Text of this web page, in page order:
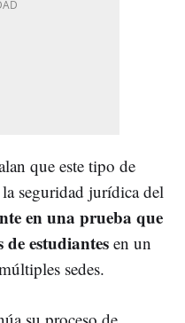
que este tipo de
seguridad jurídica del
en una prueba que
de estudiantes en un
sedes.